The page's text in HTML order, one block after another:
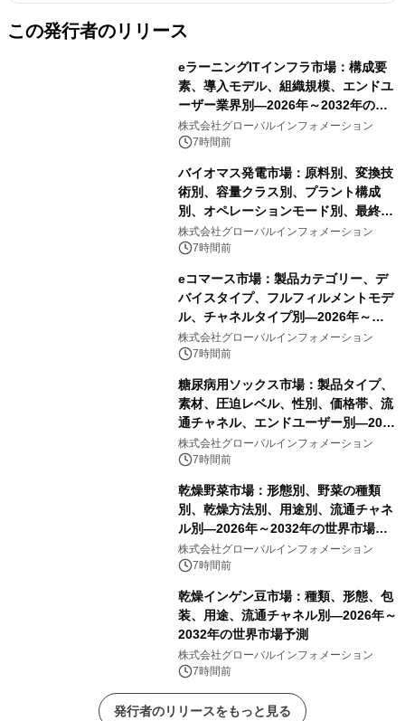
この発行者のリリース
eラーニングITインフラ市場：構成要
素、導入モデル、組織規模、エンドユ
ーザー業界別―2026年～2032年の世
界市場予測
株式会社グローバルインフォメーション
7時間前
バイオマス発電市場：原料別、変換技
術別、容量クラス別、プラント構成
別、オペレーションモード別、最終用
途別―2026年～2032年の世界市場予
測
株式会社グローバルインフォメーション
7時間前
eコマース市場：製品カテゴリー、デ
バイスタイプ、フルフィルメントモデ
ル、チャネルタイプ別―2026年～
2032年の世界市場予測
株式会社グローバルインフォメーション
7時間前
糖尿病用ソックス市場：製品タイプ、
素材、圧迫レベル、性別、価格帯、流
通チャネル、エンドユーザー別―2026
年～2032年の世界市場予測
株式会社グローバルインフォメーション
7時間前
乾燥野菜市場：形態別、野菜の種類
別、乾燥方法別、用途別、流通チャネ
ル別―2026年～2032年の世界市場予
測
株式会社グローバルインフォメーション
7時間前
乾燥インゲン豆市場：種類、形態、包
装、用途、流通チャネル別―2026年～
2032年の世界市場予測
株式会社グローバルインフォメーション
7時間前
発行者のリリースをもっと見る